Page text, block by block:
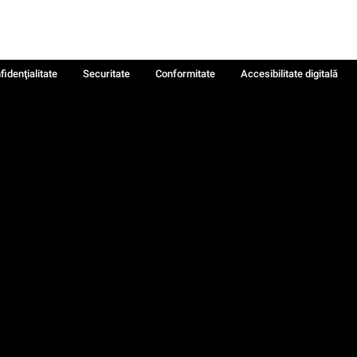
Securitate Conformitate
Accesibilitate digitală